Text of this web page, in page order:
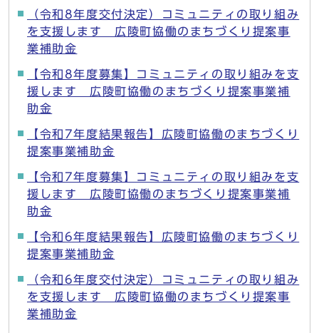
（令和8年度交付決定）コミュニティの取り組み
を支援します 広陵町協働のまちづくり提案事
業補助金
【令和8年度募集】コミュニティの取り組みを支
援します 広陵町協働のまちづくり提案事業補
助金
【令和7年度結果報告】広陵町協働のまちづくり
提案事業補助金
【令和7年度募集】コミュニティの取り組みを支
援します 広陵町協働のまちづくり提案事業補
助金
【令和6年度結果報告】広陵町協働のまちづくり
提案事業補助金
（令和6年度交付決定）コミュニティの取り組み
を支援します 広陵町協働のまちづくり提案事
業補助金